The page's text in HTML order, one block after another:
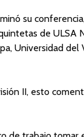
su
de ULSA
Universidad
II, esto